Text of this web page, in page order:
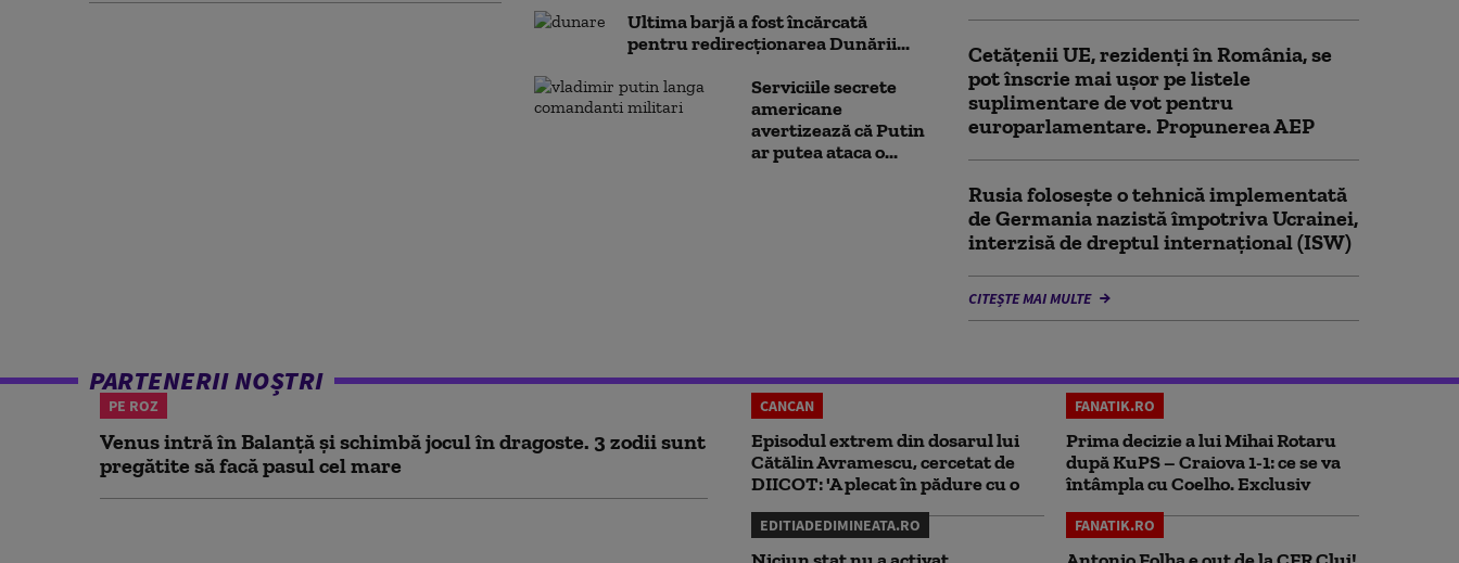
Ultima barjă a fost încărcată
pentru redirecționarea Dunării...
Serviciile secrete
americane
avertizează că Putin
ar putea ataca o...
Cetățenii UE, rezidenți în România, se
pot înscrie mai ușor pe listele
suplimentare de vot pentru
europarlamentare. Propunerea AEP
Rusia folosește o tehnică implementată
de Germania nazistă împotriva Ucrainei,
interzisă de dreptul internațional (ISW)
CITEȘTE MAI MULTE
PARTENERII NOȘTRI
PE ROZ
Venus intră în Balanță și schimbă jocul în dragoste. 3 zodii sunt
pregătite să facă pasul cel mare
CANCAN
Episodul extrem din dosarul lui
Cătălin Avramescu, cercetat de
DIICOT: 'A plecat în pădure cu o
FANATIK.RO
Prima decizie a lui Mihai Rotaru
după KuPS – Craiova 1-1: ce se va
întâmpla cu Coelho. Exclusiv
EDITIADEDIMINEATA.RO FANATIK.RO